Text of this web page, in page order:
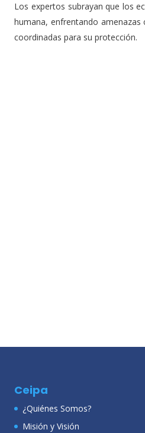
Los expertos subrayan que los
humana, enfrentando
coordinadas para su protección.
Ceipa
¿Quiénes Somos?
Misión y Visión